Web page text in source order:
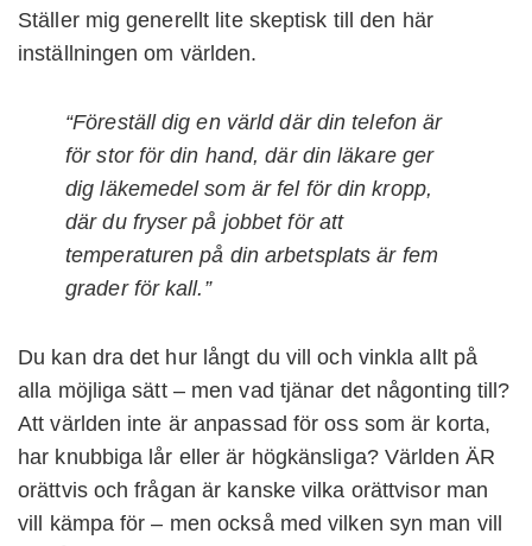
Ställer mig generellt lite skeptisk till den här
inställningen om världen.
“Föreställ dig en värld där din telefon är
för stor för din hand, där din läkare ger
dig läkemedel som är fel för din kropp,
där du fryser på jobbet för att
temperaturen på din arbetsplats är fem
grader för kall.”
Du kan dra det hur långt du vill och vinkla allt på
alla möjliga sätt – men vad tjänar det någonting till?
Att världen inte är anpassad för oss som är korta,
har knubbiga lår eller är högkänsliga? Världen ÄR
orättvis och frågan är kanske vilka orättvisor man
vill kämpa för – men också med vilken syn man vill